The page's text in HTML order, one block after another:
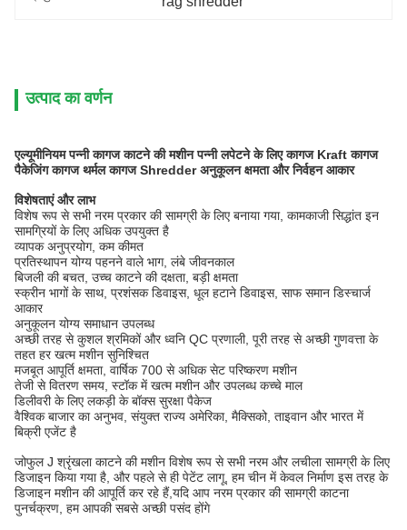
उत्पाद का वर्णन
एल्यूमीनियम पन्नी कागज काटने की मशीन पन्नी लपेटने के लिए कागज Kraft कागज
पैकेजिंग कागज थर्मल कागज Shredder अनुकूलन क्षमता और निर्वहन आकार
विशेषताएं और लाभ
विशेष रूप से सभी नरम प्रकार की सामग्री के लिए बनाया गया, कामकाजी सिद्धांत इन
सामग्रियों के लिए अधिक उपयुक्त है
व्यापक अनुप्रयोग, कम कीमत
प्रतिस्थापन योग्य पहनने वाले भाग, लंबे जीवनकाल
बिजली की बचत, उच्च काटने की दक्षता, बड़ी क्षमता
स्क्रीन भागों के साथ, प्रशंसक डिवाइस, धूल हटाने डिवाइस, साफ समान डिस्चार्ज
आकार
अनुकूलन योग्य समाधान उपलब्ध
अच्छी तरह से कुशल श्रमिकों और ध्वनि QC प्रणाली, पूरी तरह से अच्छी गुणवत्ता के
तहत हर खत्म मशीन सुनिश्चित
मजबूत आपूर्ति क्षमता, वार्षिक 700 से अधिक सेट परिष्करण मशीन
तेजी से वितरण समय, स्टॉक में खत्म मशीन और उपलब्ध कच्चे माल
डिलीवरी के लिए लकड़ी के बॉक्स सुरक्षा पैकेज
वैश्विक बाजार का अनुभव, संयुक्त राज्य अमेरिका, मैक्सिको, ताइवान और भारत में
बिक्री एजेंट है
जोफुल J श्रृंखला काटने की मशीन विशेष रूप से सभी नरम और लचीला सामग्री के लिए
डिजाइन किया गया है, और पहले से ही पेटेंट लागू, हम चीन में केवल निर्माण इस तरह के
डिजाइन मशीन की आपूर्ति कर रहे हैं,यदि आप नरम प्रकार की सामग्री काटना
पुनर्चक्रण, हम आपकी सबसे अच्छी पसंद होंगे